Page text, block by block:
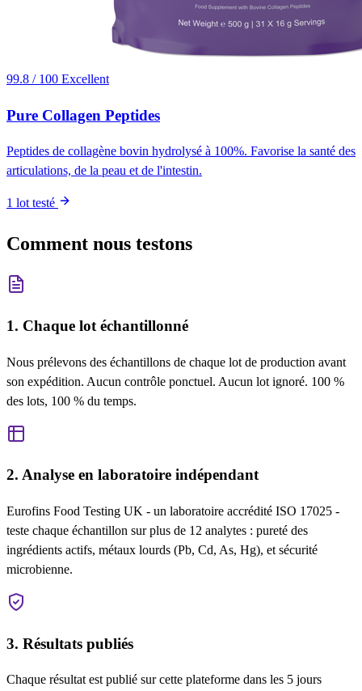
99.8 / 100 Excellent
Pure Collagen Peptides
Peptides de collagène bovin hydrolysé à 100%. Favorise la santé des
articulations, de la peau et de l'intestin.
1 lot testé
Comment nous testons
1. Chaque lot échantillonné
Nous prélevons des échantillons de chaque lot de production avant
son expédition. Aucun contrôle ponctuel. Aucun lot ignoré. 100 %
des lots, 100 % du temps.
2. Analyse en laboratoire indépendant
Eurofins Food Testing UK - un laboratoire accrédité ISO 17025 -
teste chaque échantillon sur plus de 12 analytes : pureté des
ingrédients actifs, métaux lourds (Pb, Cd, As, Hg), et sécurité
microbienne.
3. Résultats publiés
Chaque résultat est publié sur cette plateforme dans les 5 jours